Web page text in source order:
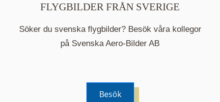
När du klickar på en serie så öppnas en ny flik.
FLYGBILDER FRÅN SVERIGE
Söker du svenska flygbilder? Besök våra kollegor
på Svenska Aero-Bilder AB
Besök